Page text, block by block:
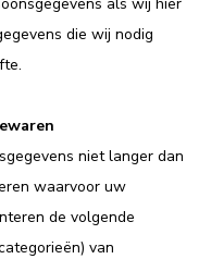
die wij nodig
niet langer dan
waarvoor uw
de volgende
van